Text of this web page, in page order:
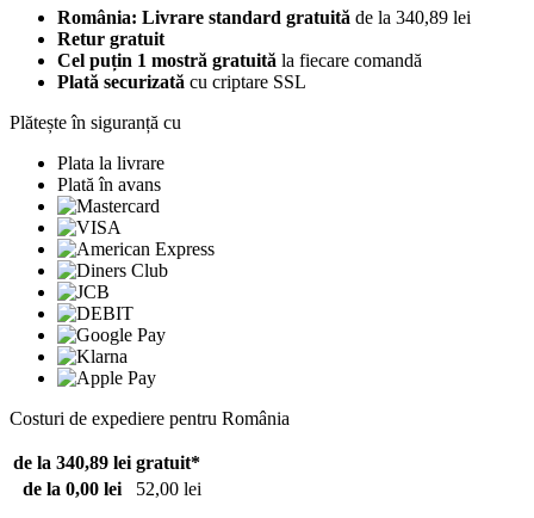
România: Livrare standard gratuită de la 340,89 lei
Retur gratuit
Cel puțin 1 mostră gratuită la fiecare comandă
Plată securizată cu criptare SSL
Plătește în siguranță cu
Plata la livrare
Plată în avans
Costuri de expediere pentru România
de la 340,89 lei gratuit*
de la 0,00 lei
52,00 lei